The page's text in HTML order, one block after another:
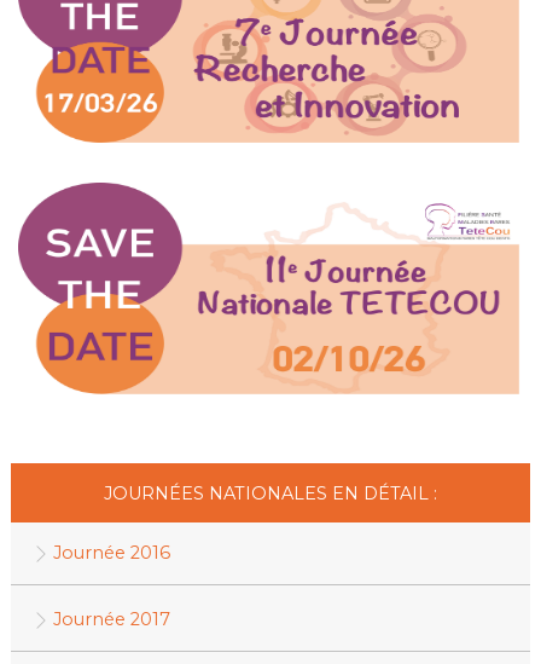
JOURNÉES NATIONALES EN DÉTAIL :
Journée 2016
Journée 2017